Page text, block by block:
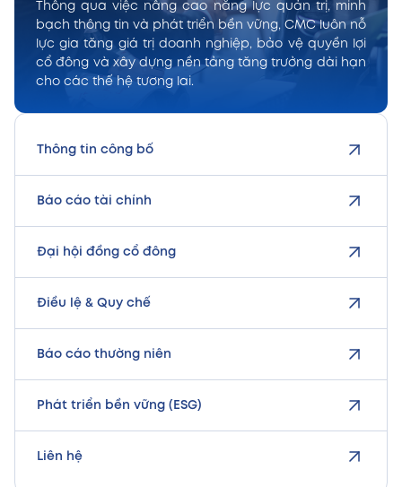
Thông qua việc nâng cao năng lực quản trị, minh
bạch thông tin và phát triển bền vững, CMC luôn nỗ
lực gia tăng giá trị doanh nghiệp, bảo vệ quyền lợi
cổ đông và xây dựng nền tảng tăng trưởng dài hạn
cho các thế hệ tương lai.
Thông tin công bố
Báo cáo tài chính
Đại hội đồng cổ đông
Điều lệ & Quy chế
Báo cáo thường niên
Phát triển bền vững (ESG)
Liên hệ